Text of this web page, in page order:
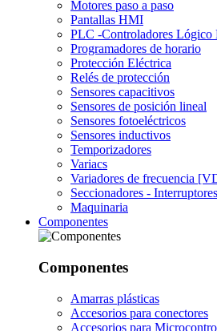
Motores paso a paso
Pantallas HMI
PLC -Controladores Lógico
Programadores de horario
Protección Eléctrica
Relés de protección
Sensores capacitivos
Sensores de posición lineal
Sensores fotoeléctricos
Sensores inductivos
Temporizadores
Variacs
Variadores de frecuencia
Seccionadores - Interruptores
Maquinaria
Componentes
Componentes
Amarras plásticas
Accesorios para conectores
Accesorios para